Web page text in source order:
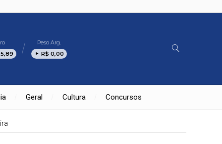
Peso Arg.
R$ 0,00
Geral Cultura Concursos